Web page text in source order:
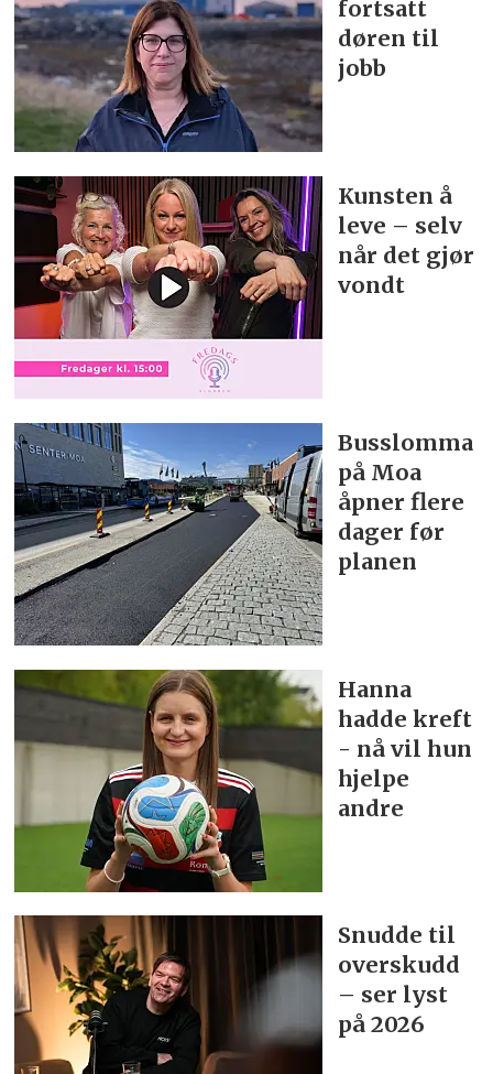
fortsatt
døren til
jobb
Kunsten å
leve – selv
når det gjør
vondt
Busslomma
på Moa
åpner flere
dager før
planen
Hanna
hadde kreft
- nå vil hun
hjelpe
andre
Snudde til
overskudd
– ser lyst
på 2026